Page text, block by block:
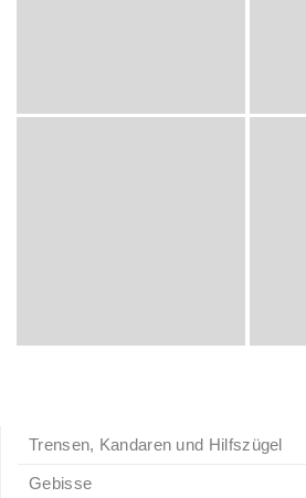
Trensen, Kandaren und Hilfszügel
Gebisse